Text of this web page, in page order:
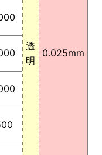
透
明
0.025mm